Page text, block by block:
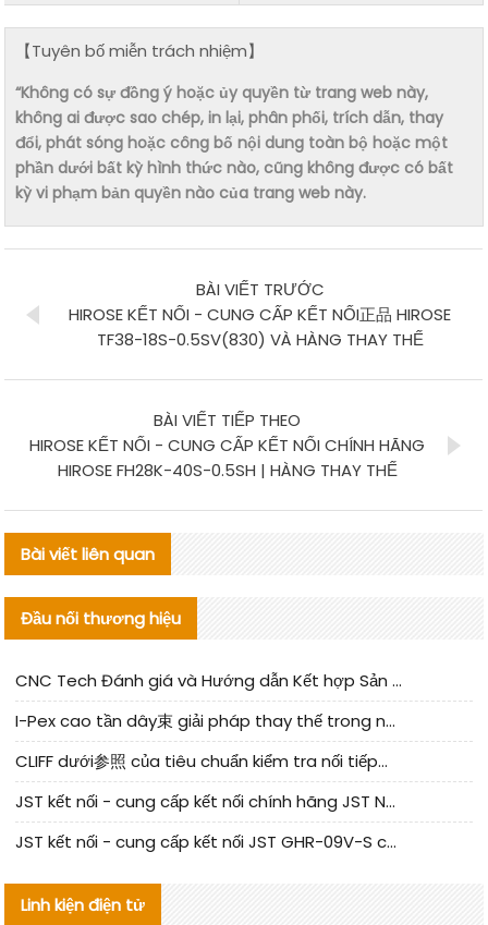
【Tuyên bố miễn trách nhiệm】
“Không có sự đồng ý hoặc ủy quyền từ trang web này,
không ai được sao chép, in lại, phân phối, trích dẫn, thay
đổi, phát sóng hoặc công bố nội dung toàn bộ hoặc một
phần dưới bất kỳ hình thức nào, cũng không được có bất
kỳ vi phạm bản quyền nào của trang web này.
BÀI VIẾT TRƯỚC
HIROSE KẾT NỐI - CUNG CẤP KẾT NỐI正品 HIROSE
TF38-18S-0.5SV(830) VÀ HÀNG THAY THẾ
BÀI VIẾT TIẾP THEO
HIROSE KẾT NỐI - CUNG CẤP KẾT NỐI CHÍNH HÃNG
HIROSE FH28K-40S-0.5SH | HÀNG THAY THẾ
Bài viết liên quan
Đầu nối thương hiệu
CNC Tech Đánh giá và Hướng dẫn Kết hợp Sản xuất Linh kiện Cable Nội địa
I-Pex cao tần dây束 giải pháp thay thế trong nước phân tích
CLIFF dưới参照 của tiêu chuẩn kiểm tra nối tiếp器 trong nước được cập nhật
JST kết nối - cung cấp kết nối chính hãng JST NSHR-02V-S | sản phẩm thay thế
JST kết nối - cung cấp kết nối JST GHR-09V-S chính hãng | hàng thay thế
Linh kiện điện tử